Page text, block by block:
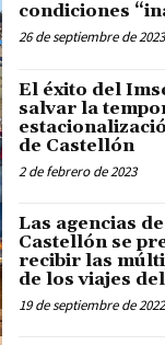
condiciones
26 de septiembre de 2023
El éxito del
salvar la
de Castellón
2 de febrero de 2023
Las agencias
Castellón se
recibir las
de los viajes
19 de septiembre de 2022